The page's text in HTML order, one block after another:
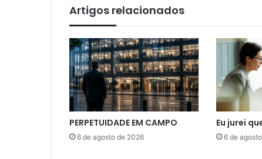
Artigos relacionados
PERPETUIDADE EM CAMPO
6 de agosto de 2026
Eu jurei
6 de